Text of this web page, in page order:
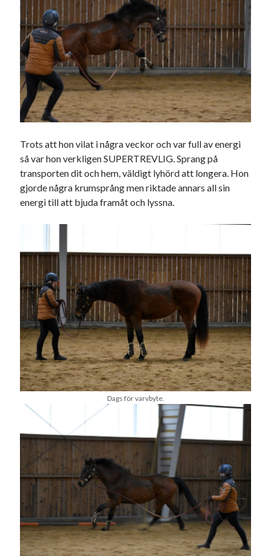
Ninlil (34)
Personligt/Åsikter(161)
Resor(111)
Tävling(159)
Träningar(63)
Utrustning
(47)
januari 2022
M T L
S
1
2
3
4 5 7
9
10
11 12 13 14 15
16
17
18 19 20 21 22
23
24
25 26 27 28 29
30
31
Arkiv
augusti 2026
juli 2026
juni 2026
maj 2026
april 2026
mars 2026
Trots att hon vilat i några veckor och var full av energi
så var hon verkligen SUPERTREVLIG. Sprang på
transporten dit och hem, väldigt lyhörd att longera. Hon
gjorde några krumsprång men riktade annars all sin
energi till att bjuda framåt och lyssna.
Dags för varvbyte.